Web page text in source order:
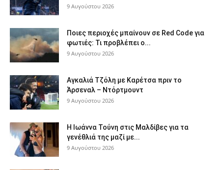
9 Αυγούστου 2026
Ποιες περιοχές μπαίνουν σε Red Code για
φωτιές: Τι προβλέπει ο...
9 Αυγούστου 2026
Αγκαλιά Τζόλη με Καρέτσα πριν το
Άρσεναλ – Ντόρτμουντ
9 Αυγούστου 2026
Η Ιωάννα Τούνη στις Μαλδίβες για τα
γενέθλιά της μαζί με...
9 Αυγούστου 2026